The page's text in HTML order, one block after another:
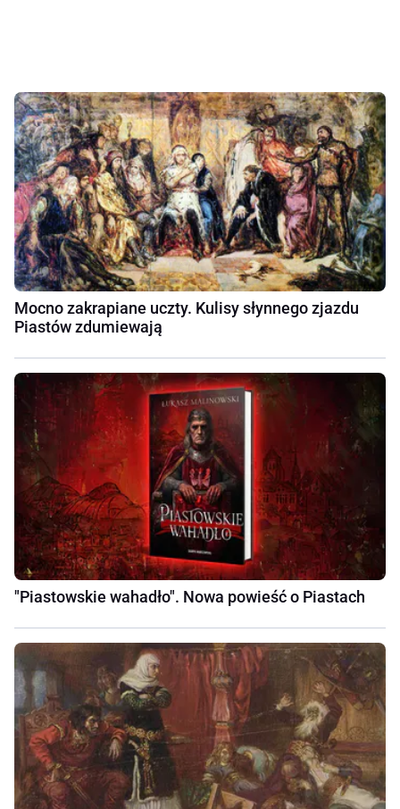
Mocno zakrapiane uczty. Kulisy słynnego zjazdu
Piastów zdumiewają
"Piastowskie wahadło". Nowa powieść o Piastach